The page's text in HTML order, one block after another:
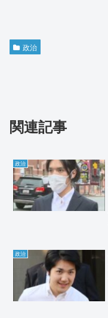
政治
関連記事
政治
政治